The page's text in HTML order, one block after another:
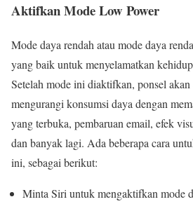
Aktifkan Mode Low Power
Mode daya rendah atau mode daya
yang baik untuk menyelamatkan
Setelah mode ini diaktifkan, ponsel akan
mengurangi konsumsi daya dengan
yang terbuka, pembaruan email, efek
dan banyak lagi. Ada beberapa cara
ini, sebagai berikut:
Minta Siri untuk mengaktifkan mode